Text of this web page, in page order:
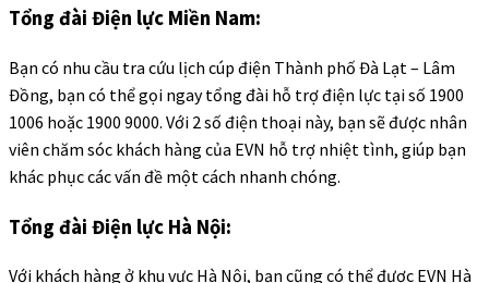
Tổng đài Điện lực Miền Nam:
Bạn có nhu cầu tra cứu lịch cúp điện Thành phố Đà Lạt – Lâm
Đồng, bạn có thể gọi ngay tổng đài hỗ trợ điện lực tại số 1900
1006 hoặc 1900 9000. Với 2 số điện thoại này, bạn sẽ được nhân
viên chăm sóc khách hàng của EVN hỗ trợ nhiệt tình, giúp bạn
khác phục các vấn đề một cách nhanh chóng.
Tổng đài Điện lực Hà Nội:
Với khách hàng ở khu vực Hà Nội, bạn cũng có thể được EVN Hà